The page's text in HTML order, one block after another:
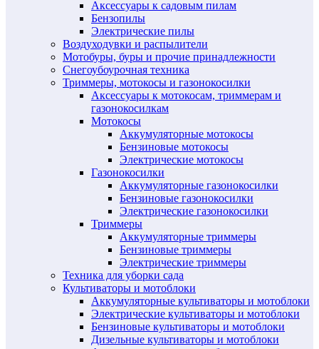
Аксессуары к садовым пилам
Бензопилы
Электрические пилы
Воздуходувки и распылители
Мотобуры, буры и прочие принадлежности
Снегоубоурочная техника
Триммеры, мотокосы и газонокосилки
Аксессуары к мотокосам, триммерам и
газонокосилкам
Мотокосы
Аккумуляторные мотокосы
Бензиновые мотокосы
Электрические мотокосы
Газонокосилки
Аккумуляторные газонокосилки
Бензиновые газонокосилки
Электрические газонокосилки
Триммеры
Аккумуляторные триммеры
Бензиновые триммеры
Электрические триммеры
Техника для уборки сада
Культиваторы и мотоблоки
Аккумуляторные культиваторы и мотоблоки
Электрические культиваторы и мотоблоки
Бензиновые культиваторы и мотоблоки
Дизельные культиваторы и мотоблоки